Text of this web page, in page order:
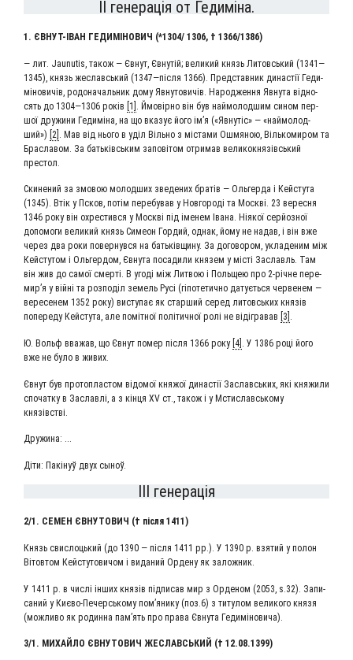
II генерація от Гедиміна.
1. ЄВНУТ-ІВАН ГЕДИ­МІ­НО­ВИЧ (*1304/ 1306, † 1366/1386)
— лит. Jaunutis, також — Євнут, Євнутій; вели­кий князь Литовсь­кий (1341—
1345), князь жеславсь­кий (1347—після 1366). Пред­став­ник дина­стії Геди­
мі­но­ви­чів, родо­на­чаль­ник дому Явну­то­ви­чів. Народ­жен­ня Явну­та від­но­
сять до 1304—1306 років [1] . Ймо­вір­но він був най­мо­лод­шим сином пер­
шої дру­жи­ни Геди­мі­на, на що вка­зує його ім’я («Явнутіс» — «най­мо­лод­
ший») [2] . Мав від ньо­го в уділ Віль­но з міста­ми Ошмя­ною, Віль­ко­ми­ром та
Бра­сла­вом. За бать­ківсь­ким запо­вітом отри­мав вели­кок­нязівсь­кий
престол.
Ски­не­ний за змо­вою молод­ших зве­де­них братів — Оль­гер­да і Кей­с­ту­та
(1345). Втік у Псков, потім пере­бу­вав у Нов­го­роді та Москві. 23 верес­ня
1346 року він охре­сти­вся у Москві під іме­нем Іва­на. Нія­кої серй­оз­ної
допо­мо­ги вели­кий князь Симе­он Гор­дий, однак, йому не надав, і він вже
через два роки повер­нув­ся на бать­ків­щи­ну. За дого­во­ром, укла­де­ним між
Кей­с­ту­том і Оль­гер­дом, Євну­та поса­ди­ли кня­зем у місті Заславль. Там
він жив до самої смер­ті. В угоді між Лит­вою і Польщею про 2‑річне пере­
ми­р’я у вій­ні та роз­поділ земель Русі (гіпо­те­тич­но датуєть­ся чер­ве­нем —
вере­се­нем 1352 року) висту­пає як стар­ший серед литовсь­ких князів
попе­ре­ду Кей­с­ту­та, але поміт­ної політич­ної ролі не віді­гра­вав [3] .
Ю. Вольф вва­жав, що Євнут помер піс­ля 1366 року [4] . У 1386 році його
вже не було в живих.
Євнут був про­то­пла­стом відо­мої кня­жої дина­стії Заславсь­ких, які кня­жи­ли
спо­чат­ку в Заслав­лі, а з кін­ця XV ст., також і у Мсти­славсь­ко­му
князівстві.
Дру­жи­на: ...
Діти: Пакі­нуў двух сыноў.
III генерація
2/1. СЕМЕН ЄВНУ­ТО­ВИЧ († піс­ля 1411)
Князь свис­ло­ць­кий (до 1390 — піс­ля 1411 рр.). У 1390 р. взя­тий у полон
Віто­втом Кей­с­ту­то­ви­чом і вида­ний Орде­ну як заложник.
У 1411 р. в числі інших князів під­пи­сав мир з Орде­ном (2053, s.32). Запи­
са­ний у Києво-Печерсь­ко­му пом’я­ни­ку (поз.6) з титу­лом вели­ко­го кня­зя
(мож­ли­во як родин­на пам’ять про пра­ва Євну­та Гедиміновича).
3/1. МИХАЙ­ЛО ЄВНУ­ТО­ВИЧ ЖЕСЛАВСЬ­КИЙ († 12.08.1399)